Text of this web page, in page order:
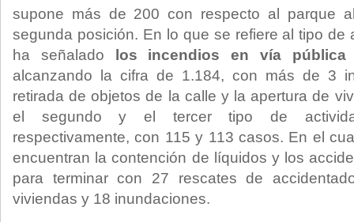
supone más de 200 con respecto al parque
segunda posición. En lo que se refiere al tipo de
ha señalado
los incendios en vía
alcanzando la cifra de 1.184, con más de 3
retirada de objetos de la calle y la apertura de
el segundo y el tercer tipo de
respectivamente, con 115 y 113 casos. En el
encuentran la contención de líquidos y los
para terminar con 27 rescates de
viviendas y 18 inundaciones.